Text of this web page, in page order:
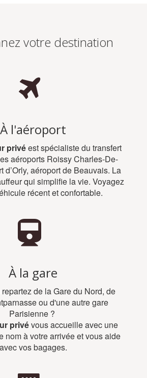
votre destination
À l'aéroport
privéest spécialiste du transfert
aéroports Roissy Charles-De-
d’Orly, aéroport de Beauvais. La
qui simplifie la vie. Voyagez
récent et confortable.
À la gare
de la Gare du Nord, de
ou d'une autre gare
Parisienne ?
privévous accueille avec une
nom à votre arrivée et vous aide
avec vos bagages.